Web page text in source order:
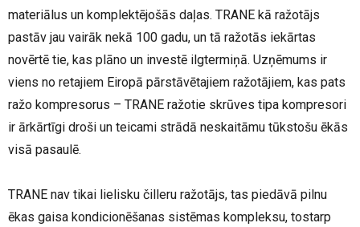
materiālus un komplektējošās daļas. TRANE kā ražotājs
pastāv jau vairāk nekā 100 gadu, un tā ražotās iekārtas
novērtē tie, kas plāno un investē ilgtermiņā. Uzņēmums ir
viens no retajiem Eiropā pārstāvētajiem ražotājiem, kas pats
ražo kompresorus – TRANE ražotie skrūves tipa kompresori
ir ārkārtīgi droši un teicami strādā neskaitāmu tūkstošu ēkās
visā pasaulē.
TRANE nav tikai lielisku čilleru ražotājs, tas piedāvā pilnu
ēkas gaisa kondicionēšanas sistēmas kompleksu, tostarp